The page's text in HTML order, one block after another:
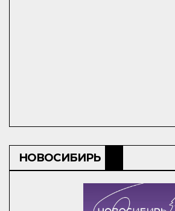
НОВОСИБИРЬ